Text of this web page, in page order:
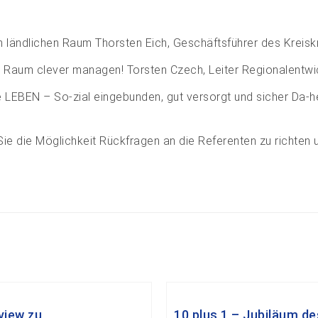
Raum Thorsten Eich, Geschäftsführer des
clever managen! Torsten Czech, Leiter
– So-zial eingebunden, gut versorgt und sicher Da-
die Möglichkeit Rückfragen an die Referenten zu richten
zu 10 plus 1 – Jubiläum